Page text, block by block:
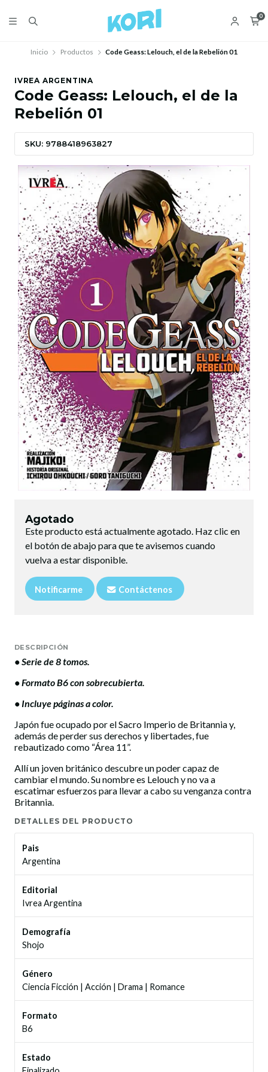
0
Inicio Productos Code Geass: Lelouch, el de la Rebelión 01
IVREA ARGENTINA
Code Geass: Lelouch, el de la
Rebelión 01
SKU: 9788418963827
Agotado
Este producto está actualmente agotado. Haz clic en
el botón de abajo para que te avisemos cuando
vuelva a estar disponible.
Notificarme Contáctenos
DESCRIPCIÓN
• Serie de 8 tomos.
• Formato B6 con sobrecubierta.
​• Incluye páginas a color.
Japón fue ocupado por el Sacro Imperio de Britannia y,
además de perder sus derechos y libertades, fue
rebautizado como “Área 11”.
Allí un joven británico descubre un poder capaz de
cambiar el mundo. Su nombre es Lelouch y no va a
escatimar esfuerzos para llevar a cabo su venganza contra
Britannia.
DETALLES DEL PRODUCTO
Pais
Argentina
Editorial
Ivrea Argentina
Demografía
Shojo
Género
Ciencia Ficción | Acción | Drama | Romance
Formato
B6
Estado